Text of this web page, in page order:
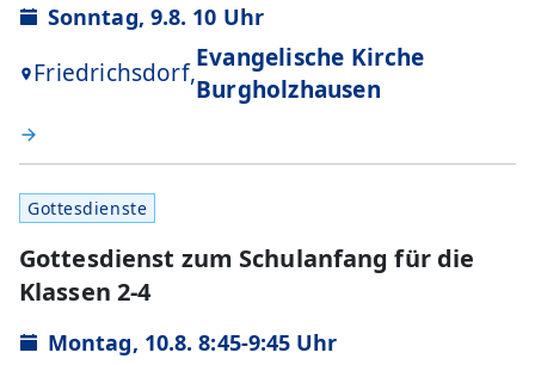
Sonntag, 9.8. 10 Uhr
Friedrichsdorf,
Evangelische Kirche
Burgholzhausen
Gottesdienste
Gottesdienst zum Schulanfang für die
Klassen 2-4
Montag, 10.8. 8:45-9:45 Uhr